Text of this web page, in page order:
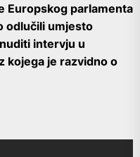
Europskog parlamenta
odlučili umjesto
intervju u
kojega je razvidno o